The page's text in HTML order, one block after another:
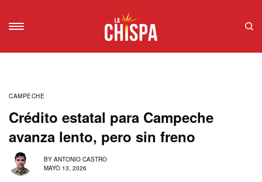
CAMPECHE
Crédito estatal para Campeche
avanza lento, pero sin freno
BY ANTONIO CASTRO
MAYO 13, 2026